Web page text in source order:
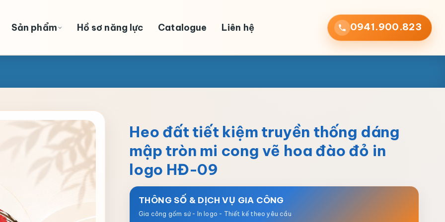
Sản phẩm Hồ sơ năng lực Catalogue Liên hệ 0941.900.823
Heo đất tiết kiệm truyền thống dáng
mập tròn mi cong vẽ hoa đào đỏ in
logo HĐ-09
THÔNG SỐ & DỊCH VỤ GIA CÔNG